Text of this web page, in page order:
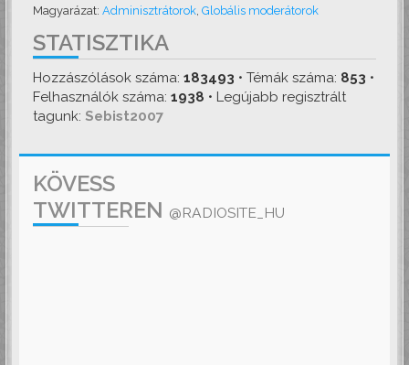
Magyarázat: Adminisztrátorok Globális moderátorok
STATISZTIKA
Hozzászólások száma: 183493 • Témák száma: 853 •
Felhasználók száma: 1938 • Legújabb regisztrált
tagunk: Sebist2007
KÖVESS
TWITTEREN @RADIOSITE_HU